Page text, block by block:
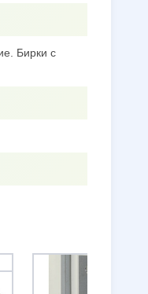
Бирки с